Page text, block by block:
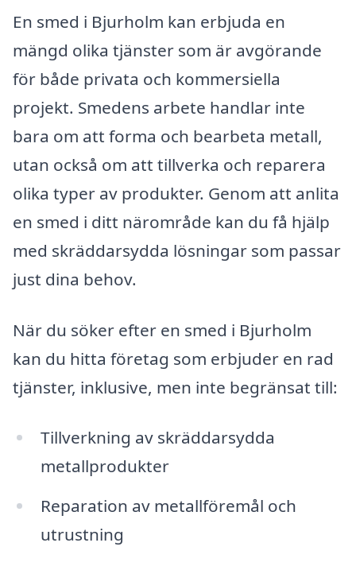
En smed i Bjurholm kan erbjuda en
mängd olika tjänster som är avgörande
för både privata och kommersiella
projekt. Smedens arbete handlar inte
bara om att forma och bearbeta metall,
utan också om att tillverka och reparera
olika typer av produkter. Genom att anlita
en smed i ditt närområde kan du få hjälp
med skräddarsydda lösningar som passar
just dina behov.
När du söker efter en smed i Bjurholm
kan du hitta företag som erbjuder en rad
tjänster, inklusive, men inte begränsat till:
Tillverkning av skräddarsydda
metallprodukter
Reparation av metallföremål och
utrustning